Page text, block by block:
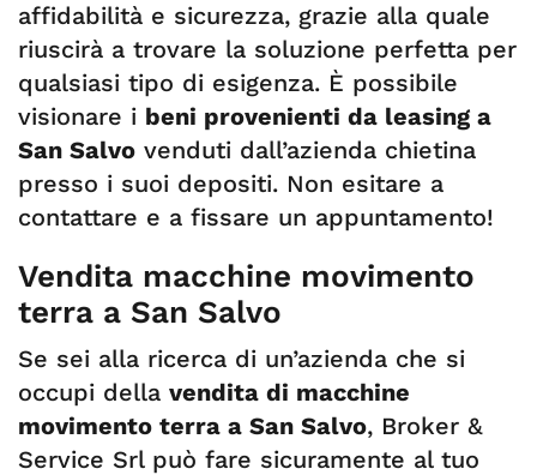
affidabilità e sicurezza, grazie alla quale
riuscirà a trovare la soluzione perfetta per
qualsiasi tipo di esigenza. È possibile
visionare i beni provenienti da leasing a
San Salvo venduti dall’azienda chietina
presso i suoi depositi. Non esitare a
contattare e a fissare un appuntamento!
Vendita macchine movimento
terra a San Salvo
Se sei alla ricerca di un’azienda che si
occupi della vendita di macchine
movimento terra a San Salvo, Broker &
Service Srl può fare sicuramente al tuo